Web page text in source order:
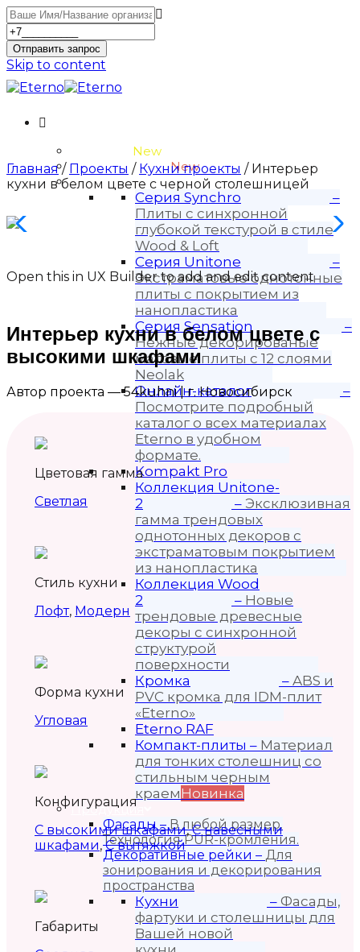
Отправить запрос
Skip to content
New
Wood-3 и Loft-2New
Материалы
Серия Synchro
–
Плиты с синхронной
глубокой текстурой в стиле
Wood & Loft
Серия Unitone
–
Экстраматовые однотонные
плиты с покрытием из
нанопластика
Серия Sensation
–
Нежные декорированые
матовые плиты с 12 слоями
Neolak
Онлайн-каталог
–
Посмотрите подробный
каталог о всех материалах
Eterno в удобном
формате.
Kompakt Pro
Коллекция Unitone-
2
– Эксклюзивная
гамма трендовых
однотонных декоров с
экстраматовым покрытием
из нанопластика
Коллекция Wood
2
– Новые
трендовые древесные
декоры с синхронной
структурой
поверхности
Кромка
– ABS и
PVC кромка для IDM-плит
«Eterno»
Eterno RAF
Компакт-плиты – Материал
для тонких столешниц со
стильным черным
краемНовинка
Продукция
Фасады–В любой размер.
Технология PUR-кромления.
Декоративные рейки – Для
зонирования и декорирования
пространства
Кухни – Фасады,
фартуки и столешницы для
Вашей новой
Главная/ Проекты / Кухни проекты / Интерьер
кухни в белом цвете с черной столешницей
Open this in UX Builder to add and edit content
Интерьер кухни в белом цвете с
высокими шкафами
Автор проекта — 54kuhni | г. Новосибирск
Цветовая гамма
Светлая
Стиль кухни
Лофт, Модерн
Форма кухни
Угловая
Конфигурация
С высокими шкафами,С навесными
шкафами,С вытяжкой
Габариты